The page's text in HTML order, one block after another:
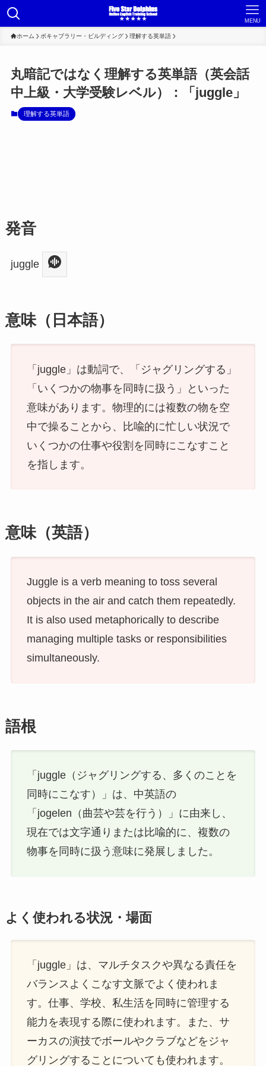
MENU
ホーム ボキャブラリー・ビルディング 理解する英単語
丸暗記ではなく理解する英単語（英会話
中上級・大学受験レベル）：「juggle」
理解する英単語
発音
juggle
意味（日本語）
「juggle」は動詞で、「ジャグリングする」
「いくつかの物事を同時に扱う」といった
意味があります。物理的には複数の物を空
中で操ることから、比喩的に忙しい状況で
いくつかの仕事や役割を同時にこなすこと
を指します。
意味（英語）
Juggle is a verb meaning to toss several
objects in the air and catch them repeatedly.
It is also used metaphorically to describe
managing multiple tasks or responsibilities
simultaneously.
語根
「juggle（ジャグリングする、多くのことを
同時にこなす）」は、中英語の
「jogelen（曲芸や芸を行う）」に由来し、
現在では文字通りまたは比喩的に、複数の
物事を同時に扱う意味に発展しました。
よく使われる状況・場面
「juggle」は、マルチタスクや異なる責任を
バランスよくこなす文脈でよく使われま
す。仕事、学校、私生活を同時に管理する
能力を表現する際に使われます。また、サ
ーカスの演技でボールやクラブなどをジャ
グリングすることについても使われます。